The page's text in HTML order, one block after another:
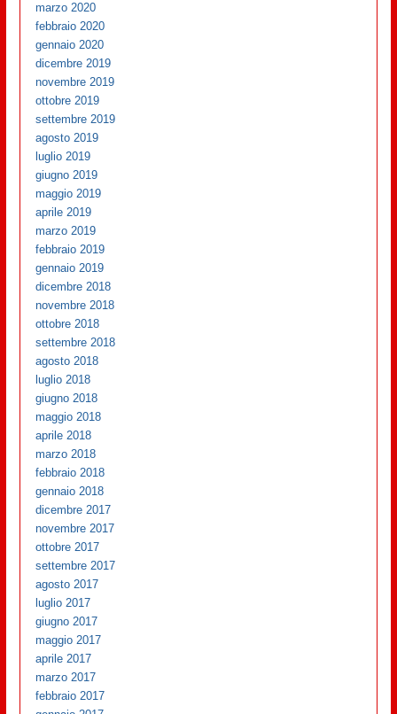
marzo 2020
febbraio 2020
gennaio 2020
dicembre 2019
novembre 2019
ottobre 2019
settembre 2019
agosto 2019
luglio 2019
giugno 2019
maggio 2019
aprile 2019
marzo 2019
febbraio 2019
gennaio 2019
dicembre 2018
novembre 2018
ottobre 2018
settembre 2018
agosto 2018
luglio 2018
giugno 2018
maggio 2018
aprile 2018
marzo 2018
febbraio 2018
gennaio 2018
dicembre 2017
novembre 2017
ottobre 2017
settembre 2017
agosto 2017
luglio 2017
giugno 2017
maggio 2017
aprile 2017
marzo 2017
febbraio 2017